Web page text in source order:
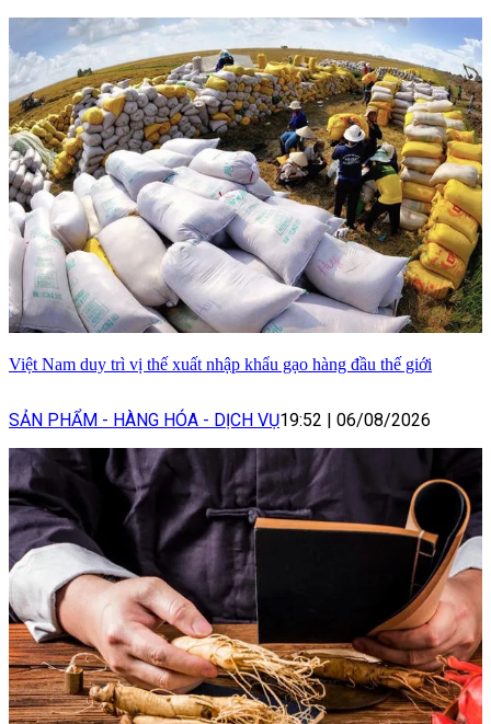
Việt Nam duy trì vị thế xuất nhập khẩu gạo hàng đầu thế giới
SẢN PHẨM - HÀNG HÓA - DỊCH VỤ19:52 06/08/2026